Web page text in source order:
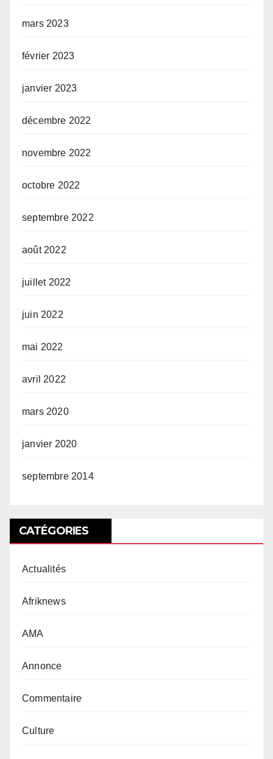
mars 2023
février 2023
janvier 2023
décembre 2022
novembre 2022
octobre 2022
septembre 2022
août 2022
juillet 2022
juin 2022
mai 2022
avril 2022
mars 2020
janvier 2020
septembre 2014
CATÉGORIES
Actualités
Afriknews
AMA
Annonce
Commentaire
Culture